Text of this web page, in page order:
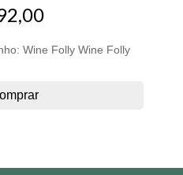
Wine Folly Wine Folly